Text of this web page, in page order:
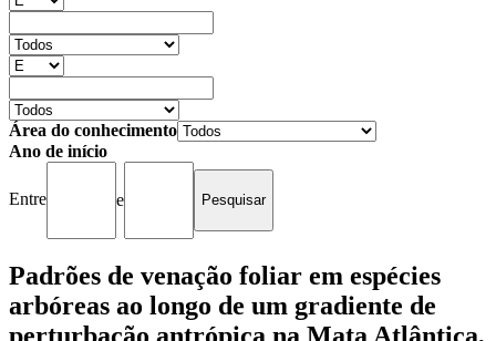
Área do conhecimento
Ano de início
Entre e
Padrões de venação foliar em espécies
arbóreas ao longo de um gradiente de
perturbação antrópica na Mata Atlântica,